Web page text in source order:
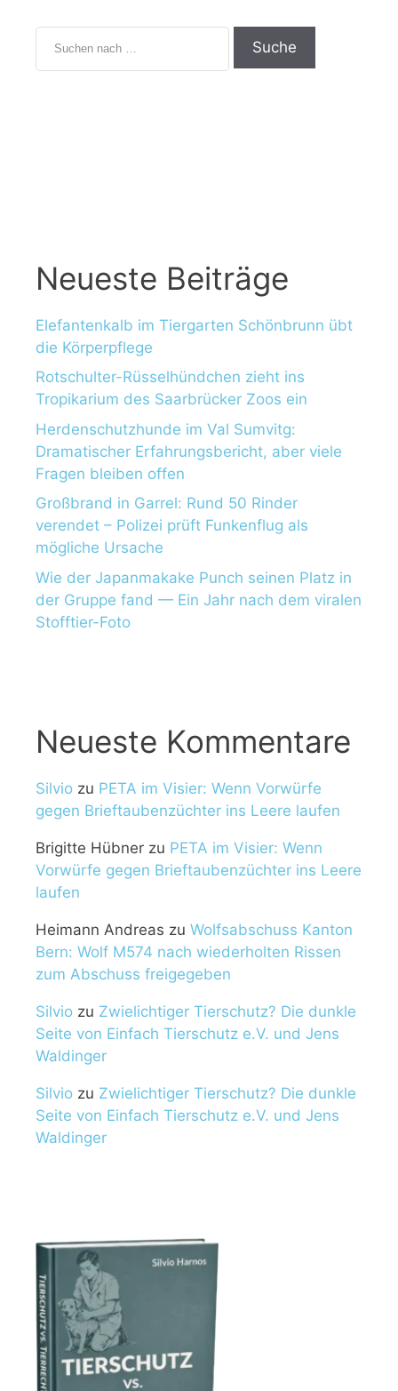
Neueste Beiträge
Elefantenkalb im Tiergarten Schönbrunn übt
die Körperpflege
Rotschulter-Rüsselhündchen zieht ins
Tropikarium des Saarbrücker Zoos ein
Herdenschutzhunde im Val Sumvitg:
Dramatischer Erfahrungsbericht, aber viele
Fragen bleiben offen
Großbrand in Garrel: Rund 50 Rinder
verendet – Polizei prüft Funkenflug als
mögliche Ursache
Wie der Japanmakake Punch seinen Platz in
der Gruppe fand — Ein Jahr nach dem viralen
Stofftier-Foto
Neueste Kommentare
Silvio zu PETA im Visier: Wenn Vorwürfe
gegen Brieftaubenzüchter ins Leere laufen
Brigitte Hübner zu PETA im Visier: Wenn
Vorwürfe gegen Brieftaubenzüchter ins Leere
laufen
Heimann Andreas zu Wolfsabschuss Kanton
Bern: Wolf M574 nach wiederholten Rissen
zum Abschuss freigegeben
Silvio zu Zwielichtiger Tierschutz? Die dunkle
Seite von Einfach Tierschutz e.V. und Jens
Waldinger
Silvio zu Zwielichtiger Tierschutz? Die dunkle
Seite von Einfach Tierschutz e.V. und Jens
Waldinger